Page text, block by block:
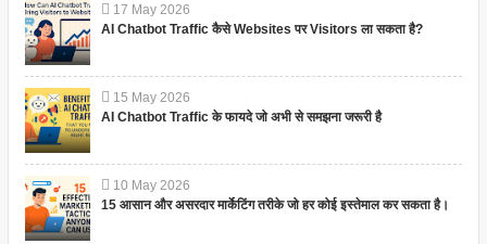
17 May 2026
AI Chatbot Traffic कैसे Websites पर Visitors ला सकता है?
15 May 2026
AI Chatbot Traffic के फायदे जो अभी से समझना जरूरी है
10 May 2026
15 आसान और असरदार मार्केटिंग तरीके जो हर कोई इस्तेमाल कर सकता है।